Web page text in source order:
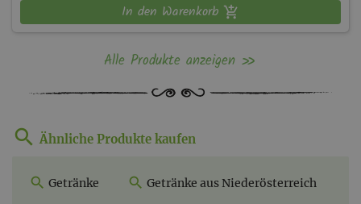
In den Warenkorb
Alle Produkte anzeigen
Ähnliche Produkte kaufen
Getränke Getränke aus Niederösterreich